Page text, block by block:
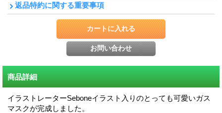
返品特約に関する重要事項
商品詳細
イラストレーターSeboneイラスト入りのとっても可愛いガス
マスクが完成しました。